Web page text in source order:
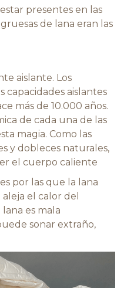
presentes en las
de lana eran las
aislante. Los
capacidades aislantes
más de 10.000 años.
de cada una de las
magia. Como las
y dobleces naturales,
el cuerpo caliente
por las que la lana
el calor del
es mala
sonar extraño,